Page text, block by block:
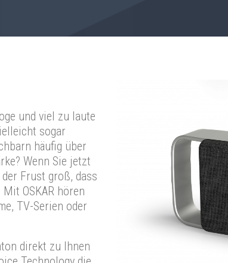
und viel zu laute
sogar
häufig über
Wenn Sie jetzt
Frust groß, dass
OSKAR hören
TV-Serien oder
direkt zu Ihnen